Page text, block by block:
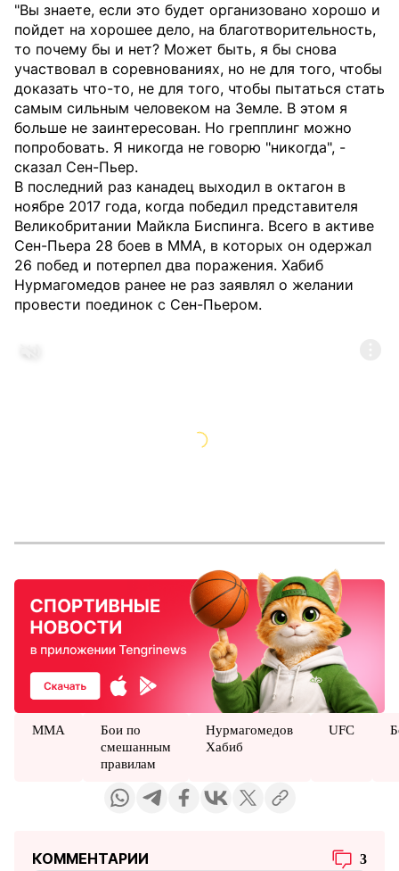
"Вы знаете, если это будет организовано хорошо и
пойдет на хорошее дело, на благотворительность,
то почему бы и нет? Может быть, я бы снова
участвовал в соревнованиях, но не для того, чтобы
доказать что-то, не для того, чтобы пытаться стать
самым сильным человеком на Земле. В этом я
больше не заинтересован. Но грепплинг можно
попробовать. Я никогда не говорю "никогда", -
сказал Сен-Пьер.
В последний раз канадец выходил в октагон в
ноябре 2017 года, когда победил представителя
Великобритании Майкла Биспинга. Всего в активе
Сен-Пьера 28 боев в MMA, в которых он одержал
26 побед и потерпел два поражения. Хабиб
Нурмагомедов ранее не раз заявлял о желании
провести поединок с Сен-Пьером.
ММА
Бои по
смешанным
правилам
Нурмагомедов
Хабиб
UFC
КОММЕНТАРИИ 3